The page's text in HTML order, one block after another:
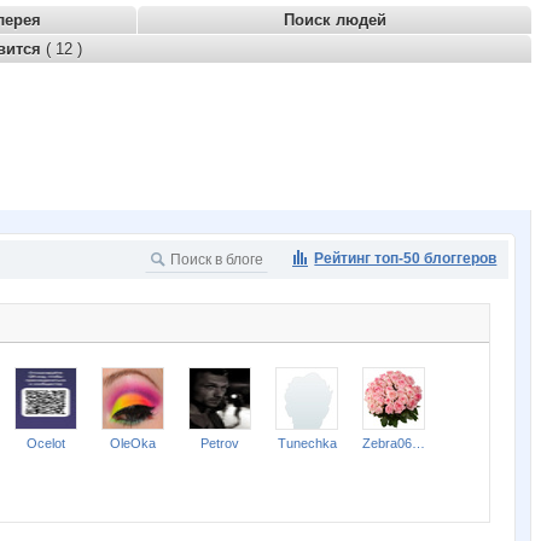
Поиск людей
( 12 )
Рейтинг топ-50 блоггеров
Ocelot OleOka Petrov Tunechka